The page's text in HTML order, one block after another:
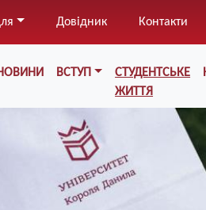
до
основного
вмісту
Довідник Контакти
ВСТУП
СТУДЕНТСЬКЕ
ЖИТТЯ